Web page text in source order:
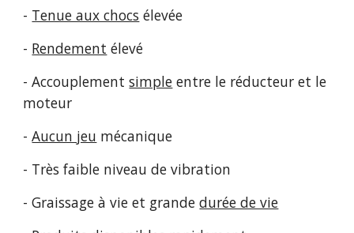
- Tenue aux chocs élevée
- Rendement élevé
- Accouplementsimple entre le réducteur et le
moteur
-Aucun jeu mécanique
- Très faible niveau de vibration
- Graissage à vie et grandedurée de vie